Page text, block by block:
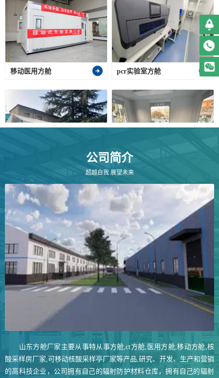
移动医用方舱 pcr实验室方舱
移动核酸采样房
核酸采样亭 核酸采样房
公司简介
超越自我 展望未来
山东方舱厂家主要从事特从事方舱,ct方舱,医用方舱,移动方舱,核
酸采样房厂家,可移动核酸采样亭厂家等产品,研究、开发、生产和营销
的高科技企业，公司拥有自己的辐射防护材料仓库，拥有自己的辐射